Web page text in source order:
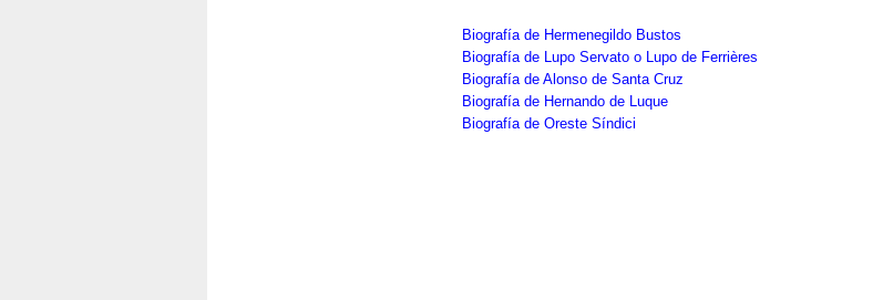
Biografía de Hermenegildo Bustos
Biografía de Lupo Servato o Lupo de Ferrières
Biografía de Alonso de Santa Cruz
Biografía de Hernando de Luque
Biografía de Oreste Síndici